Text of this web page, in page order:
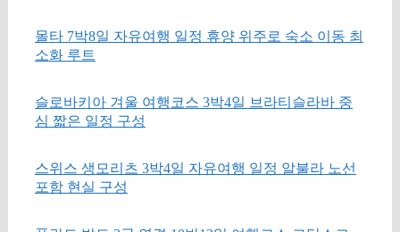
몰타 7박8일 자유여행 일정 휴양 위주로 숙소 이동 최
소화 루트
슬로바키아 겨울 여행코스 3박4일 브라티슬라바 중
심 짧은 일정 구성
스위스 생모리츠 3박4일 자유여행 일정 알불라 노선
포함 현실 구성